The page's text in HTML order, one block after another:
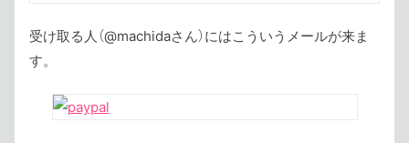
受け取る人（@machidaさん）にはこういうメールが来ま
す。